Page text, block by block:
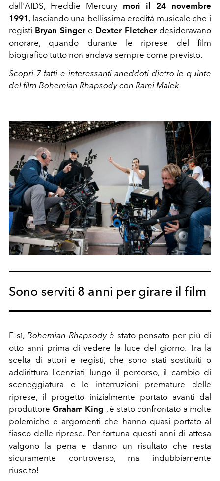
dall'AIDS, Freddie Mercury morì il 24 novembre
1991 , lasciando una bellissima eredità musicale che i
registi Bryan Singere Dexter Fletcherdesideravano
onorare, quando durante le riprese del film
biografico tutto non andava sempre come previsto.
Scopri 7 fatti e interessanti aneddoti dietro le quinte
del film Bohemian Rhapsody con Rami Malek
Sono serviti 8 anni per girare il film
E sì, Bohemian Rhapsody è stato pensato per più di
otto anni prima di vedere la luce del giorno. Tra la
scelta di attori e registi, che sono stati sostituiti o
addirittura licenziati lungo il percorso, il cambio di
sceneggiatura e le interruzioni premature delle
riprese, il progetto inizialmente portato avanti dal
produttore Graham King , è stato confrontato a molte
polemiche e argomenti che hanno quasi portato al
fiasco delle riprese. Per fortuna questi anni di attesa
valgono la pena e danno un risultato che resta
sicuramente controverso, ma indubbiamente
riuscito!